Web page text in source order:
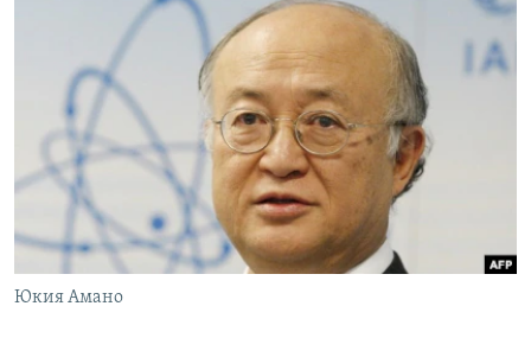
СЕВЕР.РЕАЛИИ
СИБИРЬ.РЕАЛИИ
РАСПИСАНИЕ ВЕЩАНИЯ
ПОДПИШИТЕСЬ НА РАССЫЛКУ
СОЦИАЛЬНЫЕ СЕТИ
Юкия Амано